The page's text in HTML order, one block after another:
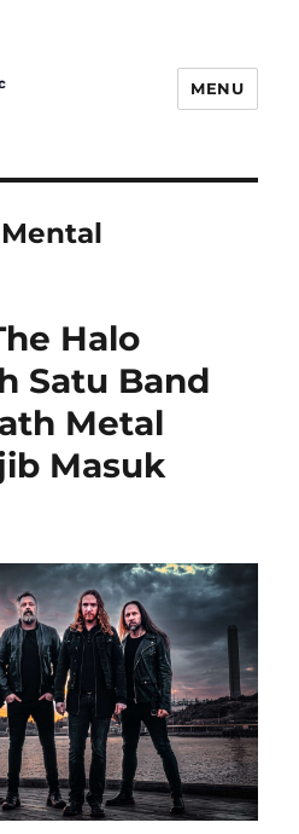
Dunia Musik Metal
MENU
Halo
Satu Band
Metal
Masuk